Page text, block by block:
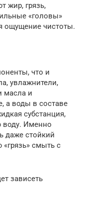
жир, грязь,
«головы»
ощущение чистоты.
что и
увлажнители,
масла и
а воды в составе
субстанция,
воду. Именно
даже стойкий
смыть с
зависеть